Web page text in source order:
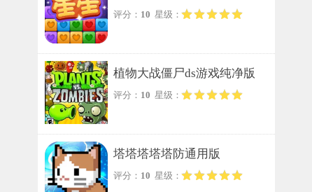
评分： 10 星级：
植物大战僵尸ds游戏纯净版
评分： 10 星级：
塔塔塔塔塔防通用版
评分： 10 星级：